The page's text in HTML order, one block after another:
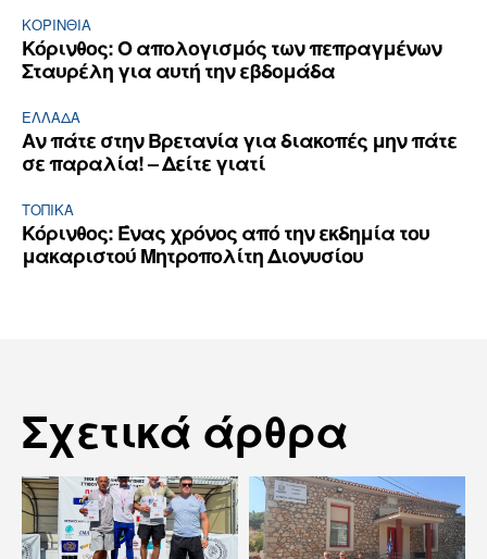
ΚΟΡΙΝΘΊΑ
Κόρινθος: Ο απολογισμός των πεπραγμένων
Σταυρέλη για αυτή την εβδομάδα
ΕΛΛΆΔΑ
Αν πάτε στην Βρετανία για διακοπές μην πάτε
σε παραλία! – Δείτε γιατί
ΤΟΠΙΚΑ
Κόρινθος: Ένας χρόνος από την εκδημία του
μακαριστού Μητροπολίτη Διονυσίου
Σχετικά άρθρα